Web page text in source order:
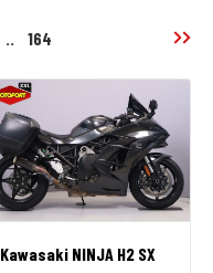
.. 164
Kawasaki NINJA H2 SX